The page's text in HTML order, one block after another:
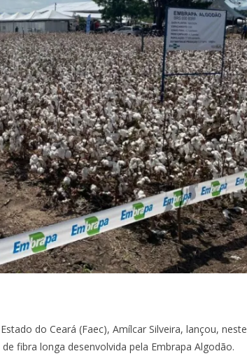
do Ceará (Faec), Amílcar Silveira, lançou, neste
fibra longa desenvolvida pela Embrapa Algodão.